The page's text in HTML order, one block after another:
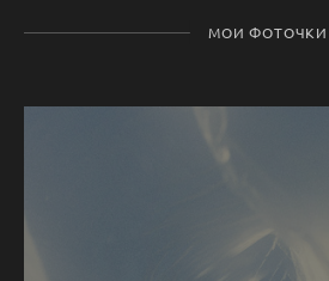
МОИ ФОТОЧКИ